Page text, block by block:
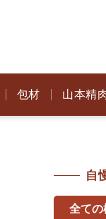
包材 山本精
自
全ての